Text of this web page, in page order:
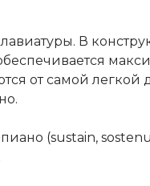
В
от самой легкой
(sustain,